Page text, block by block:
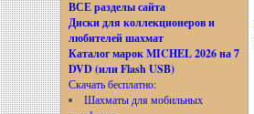
ВСЕ разделы сайта
Диски для коллекционеров и
любителей шахмат
Каталог марок MICHEL 2026 на 7
DVD (или Flash USB)
Скачать бесплатно:
Шахматы для мобильных